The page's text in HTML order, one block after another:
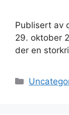
Publisert av
29. oktober
der en